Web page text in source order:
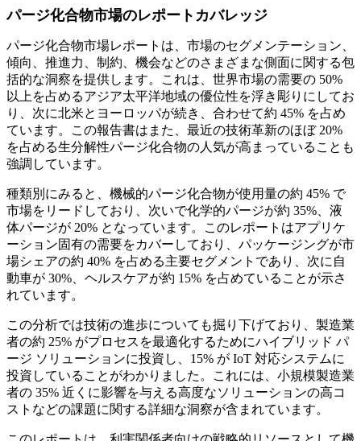
パージ化合物市場のレポートカバレッジ
パージ化合物市場レポートは、市場のセグメンテーション、
傾向、推進力、制約、機会などのさまざまな側面に関する包
括的な洞察を提供します。これは、世界市場の需要の 50%
以上を占めるアジア太平洋地域の優位性を浮き彫りにしてお
り、次に北米とヨーロッパが続き、合わせて約 45% を占め
ています。この報告書はまた、最近の技術革新のほぼ 20%
を占める生分解性パージ化合物の人気が高まっていることも
強調しています。
種類別にみると、機械的パージ化合物が使用量の約 45% で
市場をリードしており、次いで化学的パージが約 35%、液
体パージが 20% となっています。このレポートはアプリケ
ーション固有の需要をカバーしており、パッケージングが市
場シェアの約 40% を占める主要セグメントであり、次に自
動車が 30%、ヘルスケアが約 15% を占めていることが示さ
れています。
この分析では技術の進歩についても掘り下げており、製造業
者の約 25% がプロセスを最適化するためにハイブリッド パ
ージ ソリューションに投資し、15% が IoT 対応システムに
投資していることがわかりました。これには、小規模製造業
者の 35% 近くに影響を与える高度なソリューションの高コ
ストなどの課題に関する詳細な洞察が含まれています。